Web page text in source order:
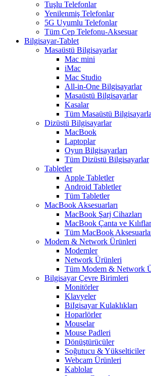
Tuşlu Telefonlar
Yenilenmiş Telefonlar
5G Uyumlu Telefonlar
Tüm Cep Telefonu-Aksesuar
Bilgisayar-Tablet
Masaüstü Bilgisayarlar
Mac mini
iMac
Mac Studio
All-in-One Bilgisayarlar
Masaüstü Bilgisayarlar
Kasalar
Tüm Masaüstü
Dizüstü Bilgisayarlar
MacBook
Laptoplar
Oyun Bilgisayarları
Tüm Dizüstü Bilgisayarlar
Tabletler
Apple Tabletler
Android Tabletler
Tüm Tabletler
MacBook Aksesuarları
MacBook Şarj Cihazları
MacBook Çanta ve
Tüm MacBook
Modem & Network Ürünleri
Modemler
Network Ürünleri
Tüm Modem & Network
Bilgisayar Çevre Birimleri
Monitörler
Klavyeler
BiIgisayar Kulaklıkları
Hoparlörler
Mouselar
Mouse Padleri
Dönüştürücüler
Soğutucu & Yükselticiler
Webcam Ürünleri
Kablolar